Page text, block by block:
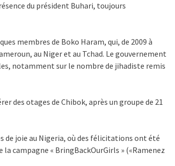
du président Buhari, toujours
membres de Boko Haram, qui, de 2009 à
au Niger et au Tchad. Le gouvernement
notamment sur le nombre de jihadiste remis
des otages de Chibok, après un groupe de 21
de joie au Nigeria, où des félicitations ont été
campagne « BringBackOurGirls » («Ramenez